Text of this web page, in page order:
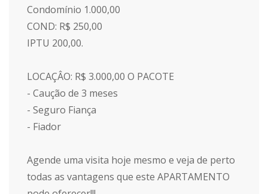
Condomínio 1.000,00
COND: R$ 250,00
IPTU 200,00.
LOCAÇÂO: R$ 3.000,00 O PACOTE
- Caução de 3 meses
- Seguro Fiança
- Fiador
Agende uma visita hoje mesmo e veja de perto
todas as vantagens que este APARTAMENTO